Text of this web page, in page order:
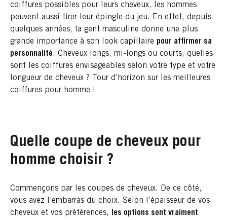
coiffures possibles pour leurs cheveux, les hommes
peuvent aussi tirer leur épingle du jeu. En effet, depuis
quelques années, la gent masculine donne une plus
grande importance à son look capillaire pour affirmer sa
personnalité. Cheveux longs, mi-longs ou courts, quelles
sont les coiffures envisageables selon votre type et votre
longueur de cheveux ? Tour d’horizon sur les meilleures
coiffures pour homme !
Quelle coupe de cheveux pour
homme choisir ?
Commençons par les coupes de cheveux. De ce côté,
vous avez l’embarras du choix. Selon l’épaisseur de vos
cheveux et vos préférences,
les options sont vraiment